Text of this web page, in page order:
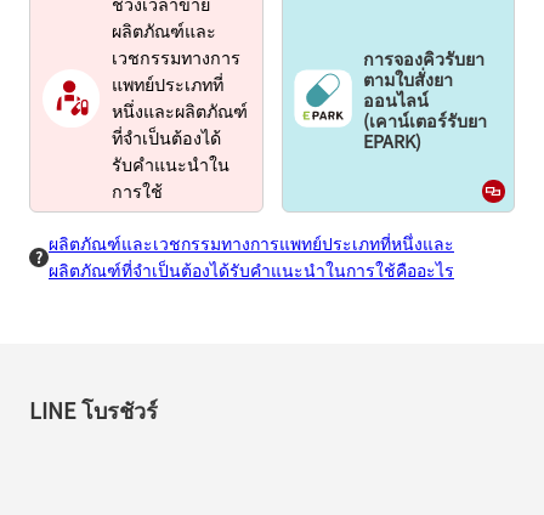
ช่วงเวลาขาย
ผลิตภัณฑ์และ
เวชกรรมทางการ
แพทย์ประเภทที่
หนึ่งและผลิตภัณฑ์
ที่จำเป็นต้องได้
รับคำแนะนำใน
การใช้
การจองคิวรับยา
ตามใบสั่งยา
ออนไลน์
(เคาน์เตอร์รับยา
EPARK)
ผลิตภัณฑ์และเวชกรรมทางการแพทย์ประเภทที่หนึ่งและ
ผลิตภัณฑ์ที่จำเป็นต้องได้รับคำแนะนำในการใช้คืออะไร
LINE โบรชัวร์